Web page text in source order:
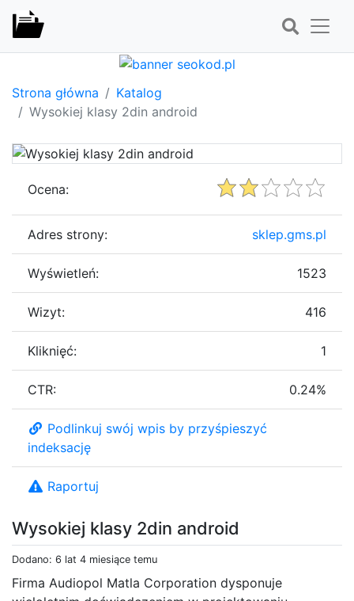
Strona główna
Katalog
Wysokiej klasy 2din android
Wysokiej klasy 2din android
Dodano: 6 lat 4 miesiące temu
Firma Audiopol Matla Corporation dysponuje
Ocena:
Adres strony: sklep.gms.pl
Wyświetleń: 1523
Wizyt: 416
Kliknięć: 1
CTR: 0.24%
Podlinkuj swój wpis by przyśpieszyć
indeksację
Raportuj